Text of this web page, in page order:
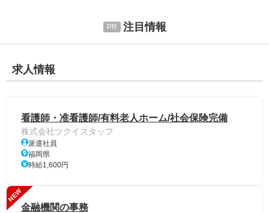
注目情報
求人情報
看護師・准看護師/有料老人ホーム/社会保険完備
株式会社ツクイスタッフ
派遣社員
福岡県
時給1,600円
NEW
金融機関の事務